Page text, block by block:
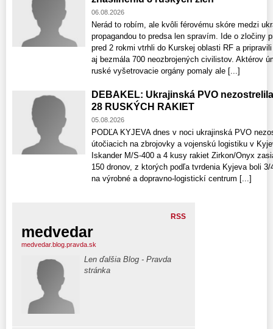
06.08.2026
Nerád to robím, ale kvôli férovému skóre medzi
propagandou to predsa len spravím. Ide o zločiny
pred 2 rokmi vtrhli do Kurskej oblasti RF a
aj bezmála 700 neozbrojených civilistov. Aktérov
ruské vyšetrovacie orgány pomaly ale [...]
DEBAKEL: Ukrajinská PVO
28 RUSKÝCH RAKIET
05.08.2026
PODĽA KYJEVA dnes v noci ukrajinská PVO
útočiacich na zbrojovky a vojenskú logistiku v
Iskander M/S-400 a 4 kusy rakiet Zirkon/Onyx
150 dronov, z ktorých podľa tvrdenia Kyjeva boli
na výrobné a dopravno-logistickí centrum [...]
RSS
medvedar
medvedar.blog.pravda.sk
Len ďalšia Blog - Pravda
stránka